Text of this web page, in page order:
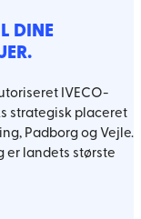
DINE
IVECO-
strategisk placeret
Padborg og Vejle.
er landets største